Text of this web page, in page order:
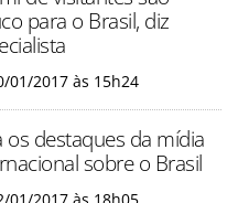
para o Brasil, diz
01/2017 às 15h24
os destaques da mídia
sobre o Brasil